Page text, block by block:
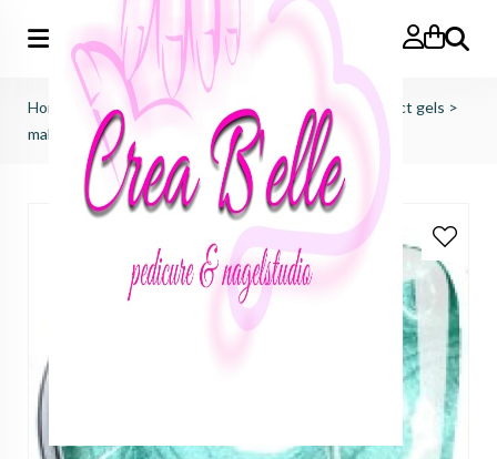
Zoeken
Home just nails (importeur benelux) colorgels effect gels >
maldives